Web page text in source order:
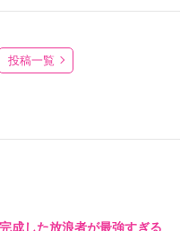
投稿一覧
成した放浪者が最強すぎる